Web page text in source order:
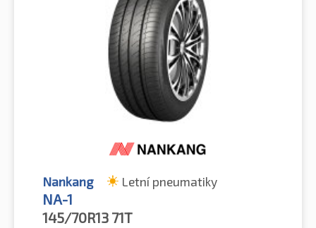
Nankang Letní pneumatiky
NA-1
145/70R13 71T